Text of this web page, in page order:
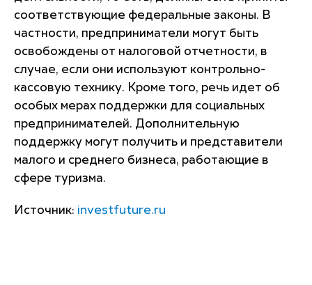
соответствующие федеральные законы. В
частности, предприниматели могут быть
освобождены от налоговой отчетности, в
случае, если они используют контрольно-
кассовую технику. Кроме того, речь идет об
особых мерах поддержки для социальных
предпринимателей. Дополнительную
поддержку могут получить и представители
малого и среднего бизнеса, работающие в
сфере туризма.
Источник: investfuture.ru